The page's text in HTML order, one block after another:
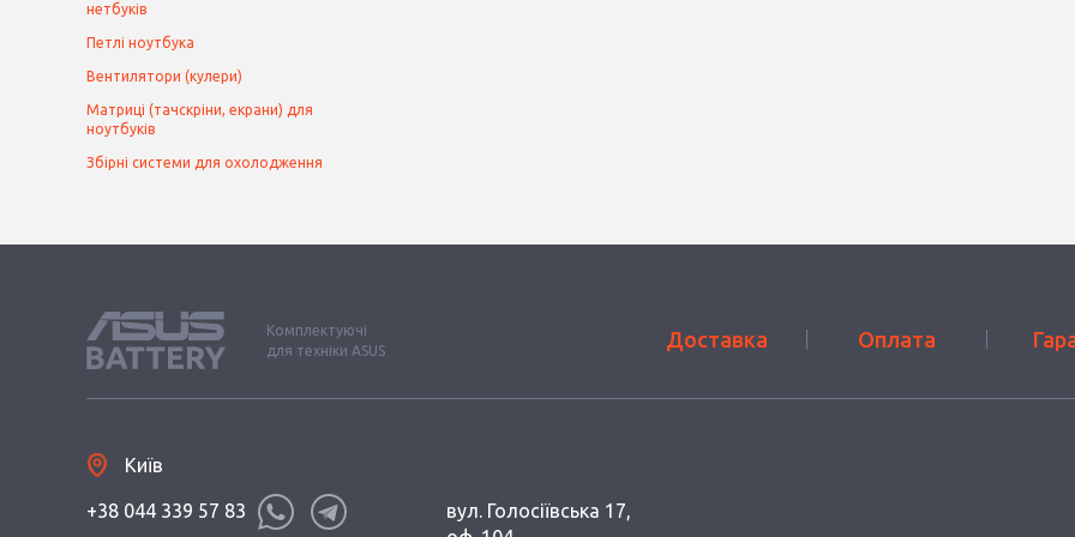
нетбуків
Петлі ноутбука
Вентилятори (кулери)
Матриці (тачскріни, екрани) для
ноутбуків
Збірні системи для охолодження
Комплектуючі
для техніки ASUS
Доставка Оплата
Київ
+38 044 339 57 83
вул. Голосіївська 17,